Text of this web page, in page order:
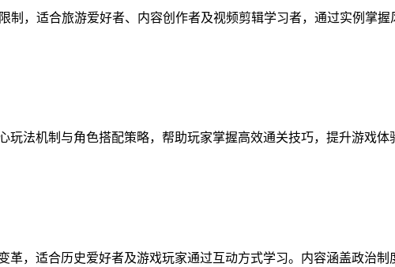
制，适合旅游爱好者、内容创作者及视频剪辑学习者，通过实例掌
玩法机制与角色搭配策略，帮助玩家掌握高效通关技巧，提升游戏
革，适合历史爱好者及游戏玩家通过互动方式学习。内容涵盖政治